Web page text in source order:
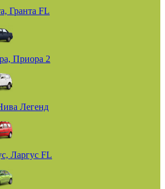
Гранта FL
Приора 2
Легенд
Ларгус FL